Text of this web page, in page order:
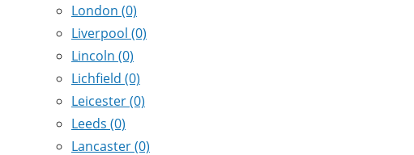
London (0)
Liverpool (0)
Lincoln (0)
Lichfield (0)
Leicester(0)
Leeds (0)
Lancaster(0)